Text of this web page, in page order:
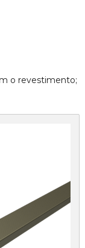
o revestimento;